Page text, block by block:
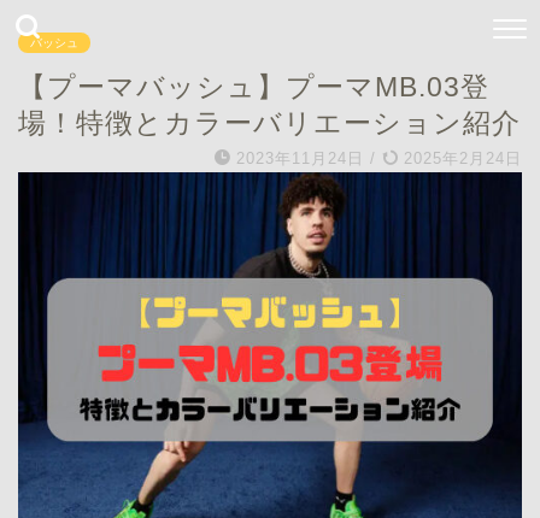
バッシュ
【プーマバッシュ】プーマMB.03登
場！特徴とカラーバリエーション紹介
2023年11月24日 / 2025年2月24日